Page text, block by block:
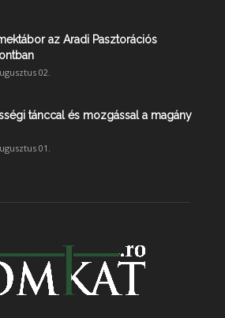
az Aradi Pasztorációs
02.
tánccal és mozgással a magány
01.